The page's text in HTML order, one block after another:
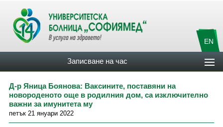
EN
Записване на час
Д-р Яница Боянова: Ваксините, поставяни на
новороденото още в родилния дом, са изключително
важни за имунитета му
петък 21 януари 2022